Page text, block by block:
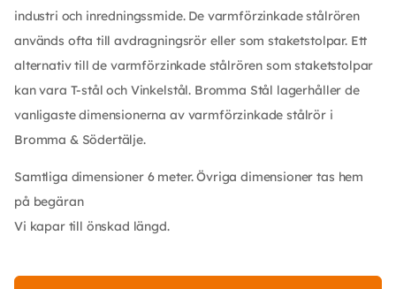
industri och inredningssmide. De varmförzinkade stålrören
används ofta till avdragningsrör eller som staketstolpar. Ett
alternativ till de varmförzinkade stålrören som staketstolpar
kan vara T-stål och Vinkelstål. Bromma Stål lagerhåller de
vanligaste dimensionerna av varmförzinkade stålrör i
Bromma & Södertälje.
Samtliga dimensioner 6 meter. Övriga dimensioner tas hem
på begäran
Vi kapar till önskad längd.